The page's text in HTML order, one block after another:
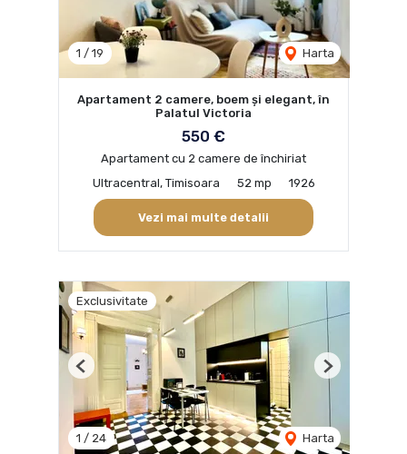
1 / 19 Harta
Apartament 2 camere, boem și elegant, în
Palatul Victoria
550 €
Apartament cu 2 camere de închiriat
Ultracentral, Timisoara
52 mp 1926
Vezi mai multe detalii
Exclusivitate
1 / 24 Harta
Previous Next